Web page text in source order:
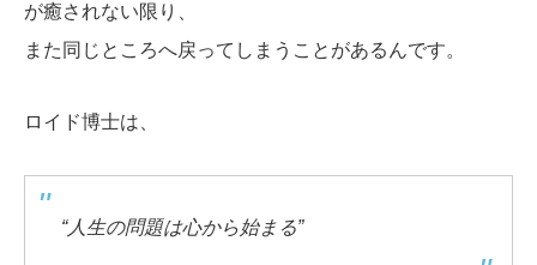
が癒されない限り、
また同じところへ戻ってしまうことがあるんです。
ロイド博士は、
“人生の問題は心から始まる”